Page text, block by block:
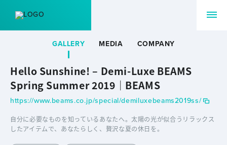
GALLERY MEDIA COMPANY
Hello Sunshine! – Demi-Luxe BEAMS
Spring Summer 2019｜BEAMS
https://www.beams.co.jp/special/demiluxebeams2019ss/
自分に必要なものを知っているあなたへ。太陽の光が似合うリラックス
したアイテムで、あなたらしく、贅沢な夏の休日を。